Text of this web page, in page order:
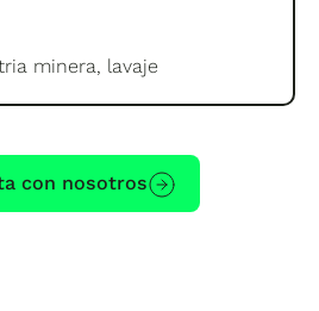
minera, lavaje
con nosotros